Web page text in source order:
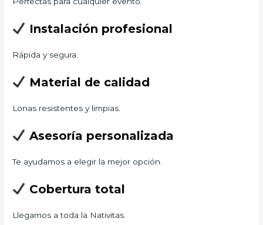
Instalación profesional
Rápida y segura.
Material de calidad
Lonas resistentes y limpias.
Asesoría personalizada
Te ayudamos a elegir la mejor opción.
Cobertura total
Llegamos a toda la Nativitas.